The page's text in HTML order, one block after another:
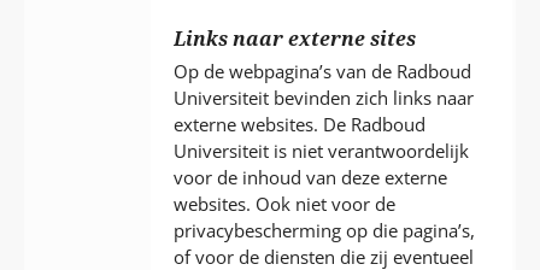
Links naar externe sites
Op de webpagina’s van de Radboud
Universiteit bevinden zich links naar
externe websites. De Radboud
Universiteit is niet verantwoordelijk
voor de inhoud van deze externe
websites. Ook niet voor de
privacybescherming op die pagina’s,
of voor de diensten die zij eventueel